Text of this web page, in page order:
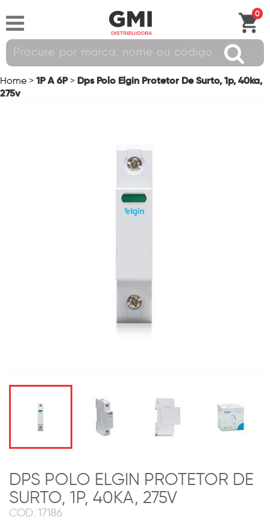
0
Home > 1P A 6P > Dps Polo Elgin Protetor De Surto, 1p, 40ka,
275v
DPS POLO ELGIN PROTETOR DE
SURTO, 1P, 40KA, 275V
COD. 17186